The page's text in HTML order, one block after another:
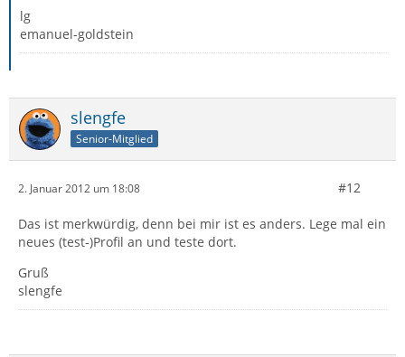
lg
emanuel-goldstein
slengfe
Senior-Mitglied
2. Januar 2012 um 18:08 #12
Das ist merkwürdig, denn bei mir ist es anders. Lege mal ein
neues (test-)Profil an und teste dort.
Gruß
slengfe